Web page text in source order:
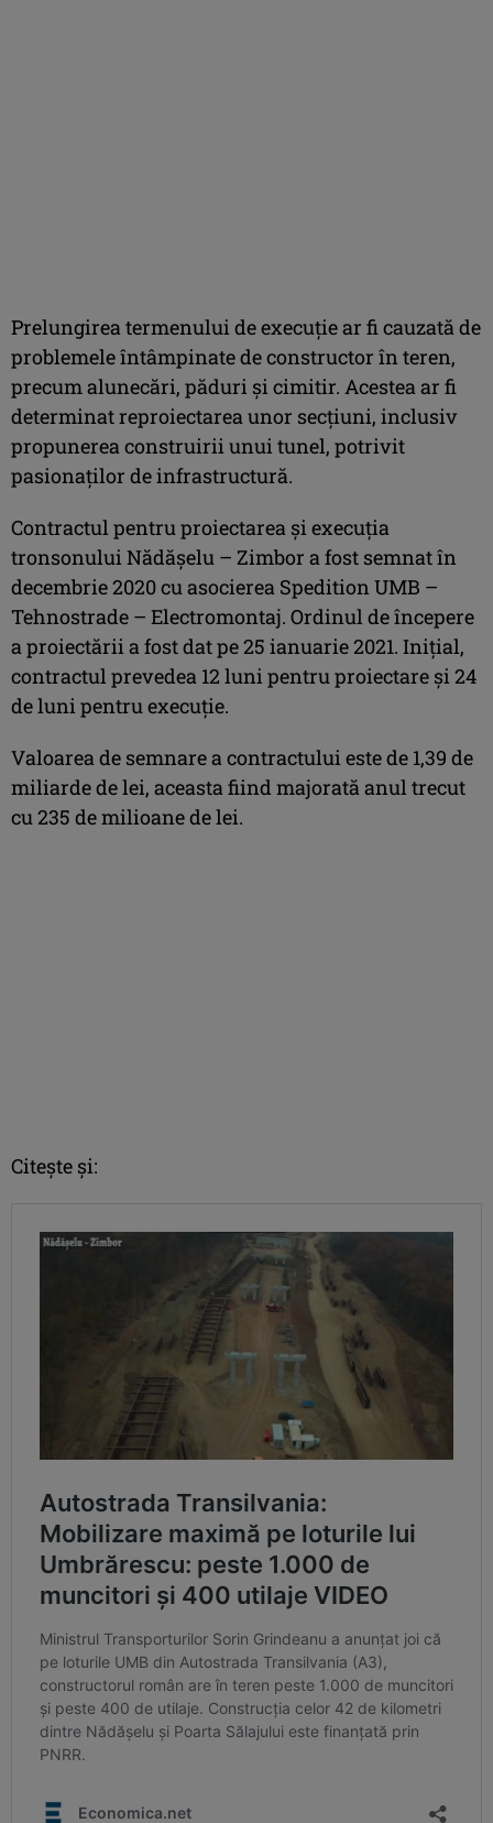
Prelungirea termenului de execuție ar fi cauzată de
problemele întâmpinate de constructor în teren,
precum alunecări, păduri și cimitir. Acestea ar fi
determinat reproiectarea unor secțiuni, inclusiv
propunerea construirii unui tunel, potrivit
pasionaților de infrastructură.
Contractul pentru proiectarea și execuția
tronsonului Nădășelu – Zimbor a fost semnat în
decembrie 2020 cu asocierea Spedition UMB –
Tehnostrade – Electromontaj. Ordinul de începere
a proiectării a fost dat pe 25 ianuarie 2021. Inițial,
contractul prevedea 12 luni pentru proiectare și 24
de luni pentru execuție.
Valoarea de semnare a contractului este de 1,39 de
miliarde de lei, aceasta fiind majorată anul trecut
cu 235 de milioane de lei.
Citește și: